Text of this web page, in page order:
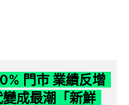
門市 業績反增
成最潮「新鮮